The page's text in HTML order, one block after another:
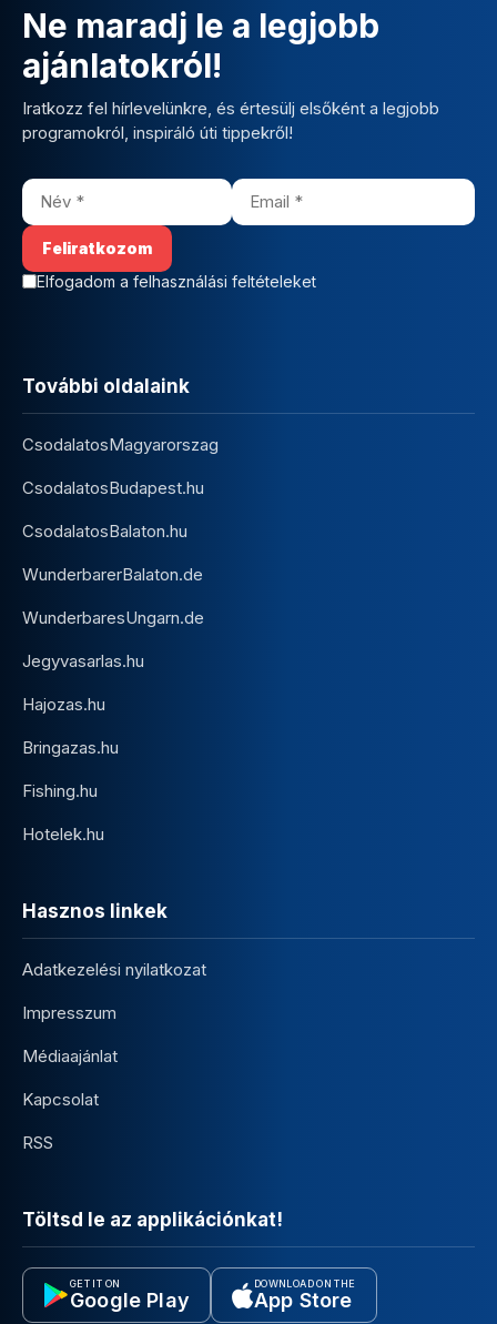
Ne maradj le a legjobb
ajánlatokról!
Iratkozz fel hírlevelünkre, és értesülj elsőként a legjobb
programokról, inspiráló úti tippekről!
Elfogadom a felhasználási feltételeket
További oldalaink
CsodalatosMagyarorszag
CsodalatosBudapest.hu
CsodalatosBalaton.hu
WunderbarerBalaton.de
WunderbaresUngarn.de
Jegyvasarlas.hu
Hajozas.hu
Bringazas.hu
Fishing.hu
Hotelek.hu
Hasznos linkek
Adatkezelési nyilatkozat
Impresszum
Médiaajánlat
Kapcsolat
RSS
Töltsd le az applikációnkat!
GET IT ON
Google Play
DOWNLOAD ON THE
App Store